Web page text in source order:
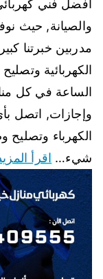
أفضل فني
والصيانة, حيث
مدربين خبرتنا
الكهربائية
الساعة في كل
الكهرباء وتصليح
شيء… اقرأ